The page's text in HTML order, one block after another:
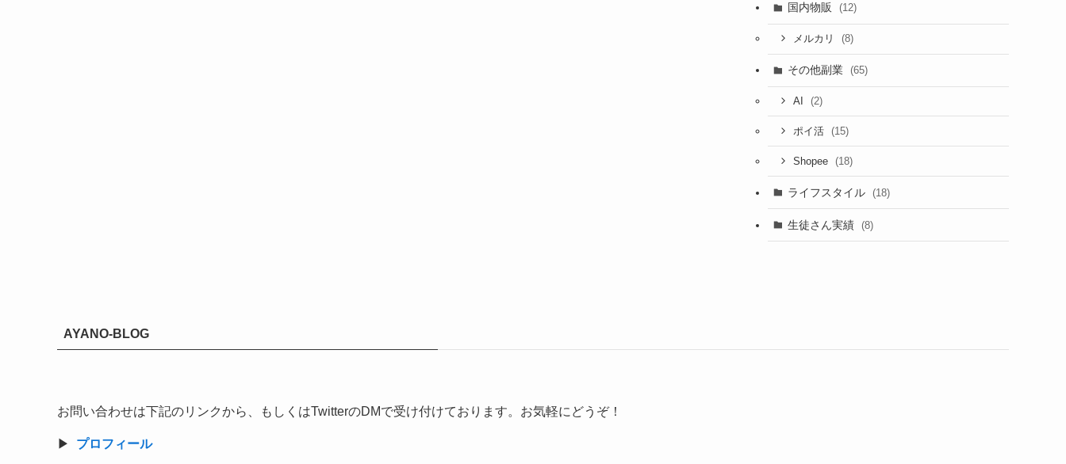
国内物販 (12)
メルカリ (8)
その他副業 (65)
AI (2)
ポイ活 (15)
Shopee (18)
ライフスタイル (18)
生徒さん実績 (8)
AYANO-BLOG
お問い合わせは下記のリンクから、もしくはTwitterのDMで受け付けております。お気軽にどうぞ！
▶︎ プロフィール